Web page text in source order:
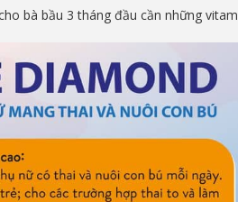
bà bầu 3 tháng đầu cần những